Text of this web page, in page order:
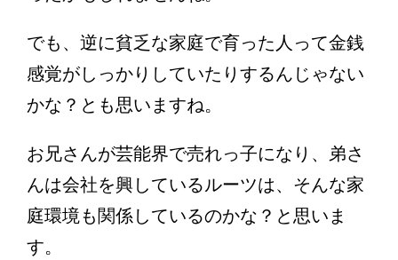
でも、逆に貧乏な家庭で育った人って金銭
感覚がしっかりしていたりするんじゃない
かな？とも思いますね。
お兄さんが芸能界で売れっ子になり、弟さ
んは会社を興しているルーツは、そんな家
庭環境も関係しているのかな？と思いま
す。